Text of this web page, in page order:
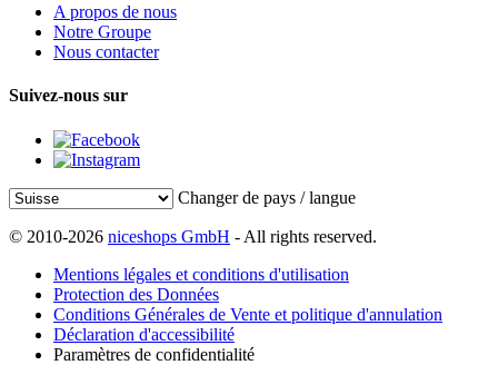
A propos de nous
Notre Groupe
Nous contacter
Suivez-nous sur
Changer de pays / langue
© 2010-2026 niceshops GmbH - All rights reserved.
Mentions légales et conditions d'utilisation
Protection des Données
Conditions Générales de Vente et politique d'annulation
Déclaration d'accessibilité
Paramètres de confidentialité